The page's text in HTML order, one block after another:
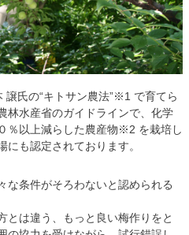
譲氏の“キトサン農法”※1 で育てら
林水産省のガイドラインで、化学
％以上減らした農産物※2 を栽培し
も認定されております。
な条件がそろわないと認められる
とは違う、もっと良い梅作りをと